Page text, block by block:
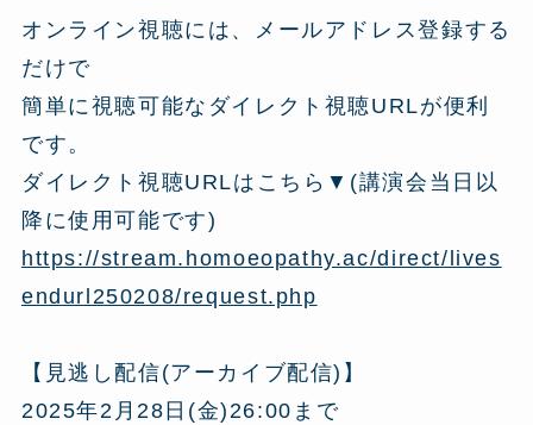
オンライン視聴には、メールアドレス登録する
だけで
簡単に視聴可能なダイレクト視聴URLが便利
です。
ダイレクト視聴URLはこちら▼(講演会当日以
降に使用可能です)
https://stream.homoeopathy.ac/direct/lives
endurl250208/request.php
【見逃し配信(アーカイブ配信)】
2025年2月28日(金)26:00まで